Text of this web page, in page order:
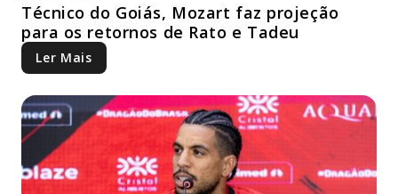
Técnico do Goiás, Mozart faz projeção
para os retornos de Rato e Tadeu
Ler Mais